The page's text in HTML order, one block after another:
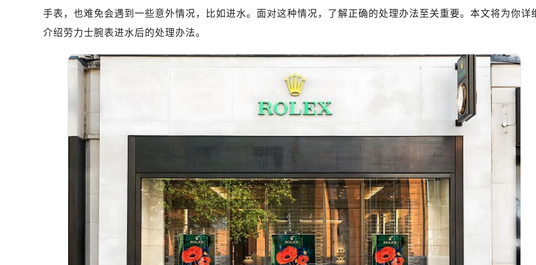
泰州市海陵区永定东路399号置地商务中心东塔写字楼（华润万象城）17层1706室（需提前预约）
杭州市上城区钱江路1366号华润大厦写字楼A座5层503-5室（需提前预约）
金华市金东区东市南街777号金华万达广场写字楼4号楼22层2209室（需提前预约）
绍兴市越城区胜利东路379号世茂天际中心写字楼8层805室（需提前预约）
嘉兴市南湖区广益路705号嘉兴世界贸易中心写字楼A座13层1304室（需提前预约）
南昌市红谷滩新区红谷中大道998号绿地双子塔（中央广场）A1座办公楼14层07室（需提前预约）
济南市历下区经十路11111号华润中心写字楼（万象城）15层1508室（需提前预约）
广州市天河区天河路230号万菱汇国际中心写字楼A塔7层704室（需提前预约）
广州市越秀区环市东路371-375号世界贸易中心大厦南塔写字楼15层07室（需提前预约）
深圳市罗湖区深南东路5001号华润大厦写字楼17层1701室（需提前预约）
惠州市惠城区江北文昌一路7号华贸大厦写字楼1座30层05室（需提前预约）
厦门市思明区湖滨东路95号华润大厦写字楼B座11层1104室（需提前预约）
福州市鼓楼区五四路128-1号恒力城写字楼15层03室（需提前预约）
成都市锦江区人民东路6号SAC东原中心写字楼24层2406B室（需提前预约）
重庆市江北区观音桥步行街2号融恒时代广场写字楼9层902室（需提前预约）
手表，也难免会遇到一些意外情况，比如进水。面对这种情况，了解正确的处理办法至关重要。本文将为你详
介绍劳力士腕表进水后的处理办法。